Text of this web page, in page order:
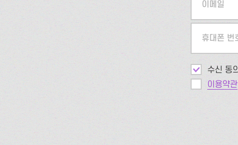
이메일
휴대폰 번
수신 동
이용약관